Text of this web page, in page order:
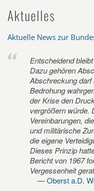
Aktuelles
Aktuelle News zur
Entscheidend
Dazu gehören
Abschreckung darf
Bedrohung
der Krise den
vergrößern würde.
Vereinbarungen,
und militärische
die eigene
Dieses Prinzip
Bericht von 1967
Vergessenheit
Oberst a.D.